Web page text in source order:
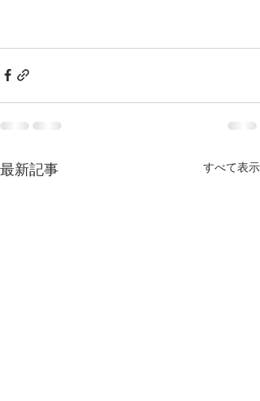
最新記事 すべて表示